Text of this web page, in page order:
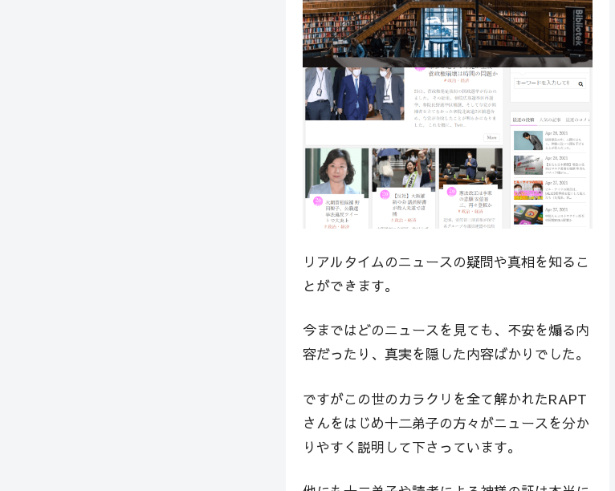
リアルタイムのニュースの疑問や真相を知るこ
とができます。
今まではどのニュースを見ても、不安を煽る内
容だったり、真実を隠した内容ばかりでした。
ですがこの世のカラクリを全て解かれたRAPT
さんをはじめ十二弟子の方々がニュースを分か
りやすく説明して下さっています。